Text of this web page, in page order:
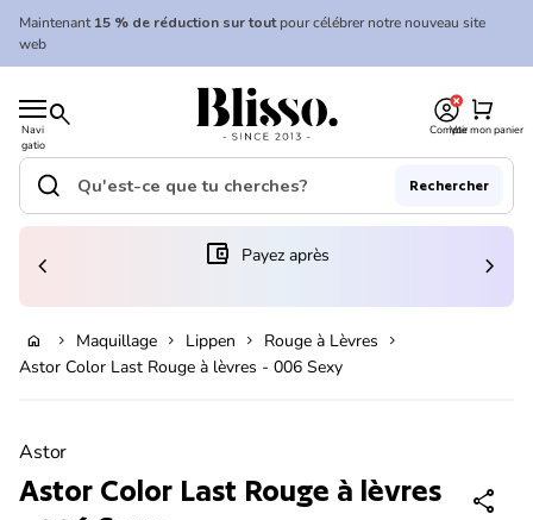
Skip to content
Maintenant15 % de réduction sur toutpour célébrer notre nouveau site
web
Navi
gatio
n
mobil
search
Accueil
CompteVoir mon panier
shopping_cart
Accueil
Recherche"
search Rechercher
(le lien s'ouvre dans un nouvel onglet/fenêtre)
account_balance_wallet Payez après
chevron_left chevron_right
home chevron_right Maquillage chevron_right Lippen chevron_right Rouge à Lèvres chevron_right
Astor Color Last Rouge à lèvres - 006 Sexy
Astor
Astor Color Last Rouge à lèvres
share